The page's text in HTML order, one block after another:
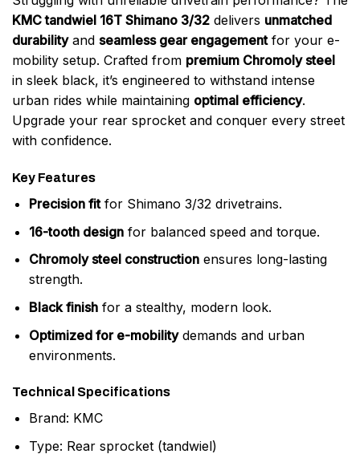
KMC tandwiel 16T Shimano 3/32 delivers unmatched
durabilityand seamless gear engagementfor your e-
mobility setup. Crafted from premium Chromoly steel
in sleek black, it’s engineered to withstand intense
urban rides while maintaining optimal efficiency.
Upgrade your rear sprocket and conquer every street
with confidence.
Key Features
Precision fitfor Shimano 3/32 drivetrains.
16-tooth designfor balanced speed and torque.
Chromoly steel constructionensures long-lasting
strength.
Black finishfor a stealthy, modern look.
Optimized for e-mobilitydemands and urban
environments.
Technical Specifications
Brand: KMC
Type: Rear sprocket (tandwiel)